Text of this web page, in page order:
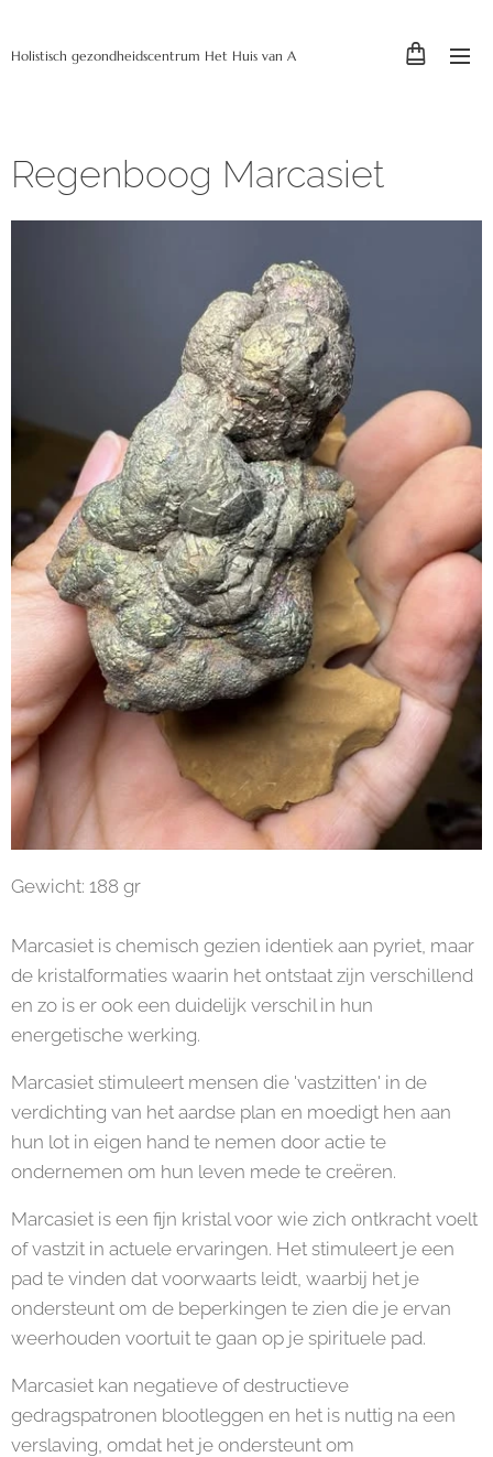
Holistisch gezondheidscentrum Het Huis van A
Regenboog Marcasiet
Gewicht: 188 gr
Marcasiet is chemisch gezien identiek aan pyriet, maar
de kristalformaties waarin het ontstaat zijn verschillend
en zo is er ook een duidelijk verschil in hun
energetische werking.
Marcasiet stimuleert mensen die 'vastzitten' in de
verdichting van het aardse plan en moedigt hen aan
hun lot in eigen hand te nemen door actie te
ondernemen om hun leven mede te creëren.
Marcasiet is een fijn kristal voor wie zich ontkracht voelt
of vastzit in actuele ervaringen. Het stimuleert je een
pad te vinden dat voorwaarts leidt, waarbij het je
ondersteunt om de beperkingen te zien die je ervan
weerhouden voortuit te gaan op je spirituele pad.
Marcasiet kan negatieve of destructieve
gedragspatronen blootleggen en het is nuttig na een
verslaving, omdat het je ondersteunt om